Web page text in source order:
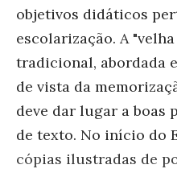
objetivos didáticos
escolarização. A
tradicional, abordada
de vista da
deve dar lugar a boas
de texto. No início do
cópias ilustradas de